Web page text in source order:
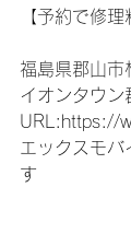
【予約で修
福島県郡山
イオンタウン
URL:https://
エックスモバ
す